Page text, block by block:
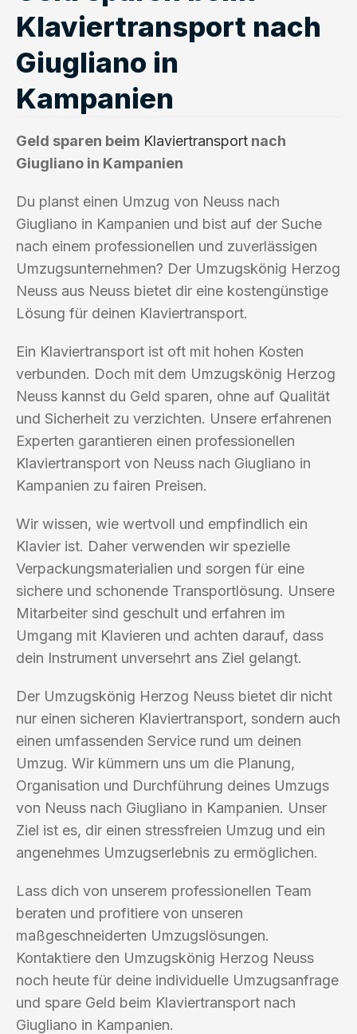
Klaviertransport nach
Giugliano in
Kampanien
Geld sparen beim Klaviertransport nach
Giugliano in Kampanien
Du planst einen Umzug von Neuss nach
Giugliano in Kampanien und bist auf der Suche
nach einem professionellen und zuverlässigen
Umzugsunternehmen? Der Umzugskönig Herzog
Neuss aus Neuss bietet dir eine kostengünstige
Lösung für deinen Klaviertransport.
Ein Klaviertransport ist oft mit hohen Kosten
verbunden. Doch mit dem Umzugskönig Herzog
Neuss kannst du Geld sparen, ohne auf Qualität
und Sicherheit zu verzichten. Unsere erfahrenen
Experten garantieren einen professionellen
Klaviertransport von Neuss nach Giugliano in
Kampanien zu fairen Preisen.
Wir wissen, wie wertvoll und empfindlich ein
Klavier ist. Daher verwenden wir spezielle
Verpackungsmaterialien und sorgen für eine
sichere und schonende Transportlösung. Unsere
Mitarbeiter sind geschult und erfahren im
Umgang mit Klavieren und achten darauf, dass
dein Instrument unversehrt ans Ziel gelangt.
Der Umzugskönig Herzog Neuss bietet dir nicht
nur einen sicheren Klaviertransport, sondern auch
einen umfassenden Service rund um deinen
Umzug. Wir kümmern uns um die Planung,
Organisation und Durchführung deines Umzugs
von Neuss nach Giugliano in Kampanien. Unser
Ziel ist es, dir einen stressfreien Umzug und ein
angenehmes Umzugserlebnis zu ermöglichen.
Lass dich von unserem professionellen Team
beraten und profitiere von unseren
maßgeschneiderten Umzugslösungen.
Kontaktiere den Umzugskönig Herzog Neuss
noch heute für deine individuelle Umzugsanfrage
und spare Geld beim Klaviertransport nach
Giugliano in Kampanien.